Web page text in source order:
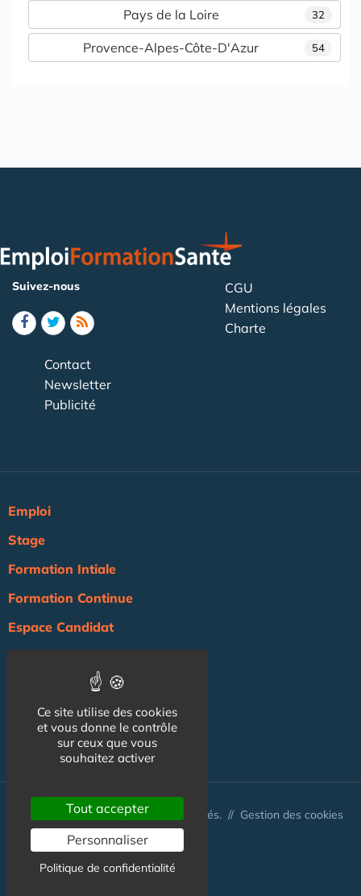
32
Pays de la Loire
54
Provence-Alpes-Côte-D'Azur
Suivez-nous
CGU
Mentions légales
Charte
Contact
Newsletter
Publicité
Emploi
Stage
Formation Intiale
Formation Continue
Espace Candidat
Agenda
NOS AUTRES SITES :
© Australis 2026 - Tous droits réservés. // Gestion des cookies
Ce site utilise des cookies
et vous donne le contrôle
sur ceux que vous
souhaitez activer
Tout accepter
Personnaliser
Politique de confidentialité